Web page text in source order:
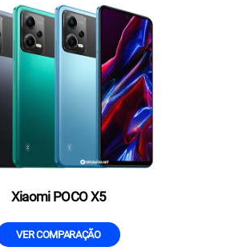
Xiaomi POCO X5
VER COMPARAÇÃO